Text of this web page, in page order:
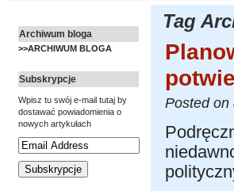
Archiwum bloga
>>ARCHIWUM BLOGA
Subskrypcje
Wpisz tu swój e-mail tutaj by
dostawać powiadomienia o
nowych artykułach
Tag
Posted on